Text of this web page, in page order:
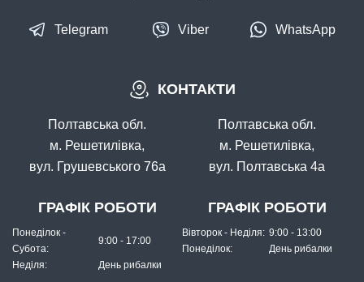
КОНТАКТИ
Полтавська обл.
м. Решетилівка,
вул. Грушевського 76а
ГРАФІК РОБОТИ
Понеділок -
Субота:
9:00 - 17:00
Неділя: День рибалки
Полтавська обл.
м. Решетилівка,
вул. Полтавська 4а
ГРАФІК РОБОТИ
Вівторок - Неділя: 9:00 - 13:00
Понеділок:
День рибалки
Telegram Viber WhatsApp